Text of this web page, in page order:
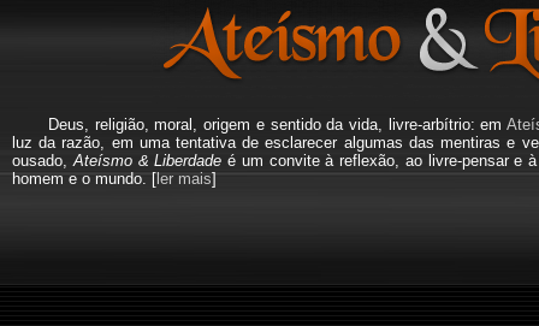
Deus, religião, moral, origem e sentido da vida, livre-arbítrio: em
luz da razão, em uma tentativa de esclarecer algumas das mentiras e
ousado, Ateísmo & Liberdade é um convite à reflexão, ao livre-pensar e
homem e o mundo. [ler mais]